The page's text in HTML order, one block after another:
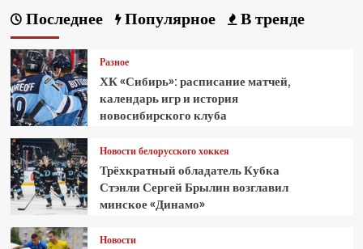
Последнее Популярное В тренде
Разное
ХК «Сибирь»: расписание матчей,
календарь игр и история
новосибирского клуба
Новости белорусского хоккея
Трёхкратный обладатель Кубка
Стэнли Сергей Брылин возглавил
минское «Динамо»
Новости